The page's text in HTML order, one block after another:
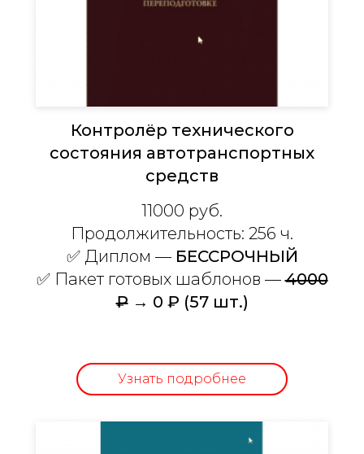
Контролёр технического
состояния автотранспортных
средств
11000 руб.
Продолжительность: 256 ч.
✅Диплом — БЕССРОЧНЫЙ
✅ Пакет готовых шаблонов —4000
₽→ 0 ₽ (57 шт.)
Узнать подробнее